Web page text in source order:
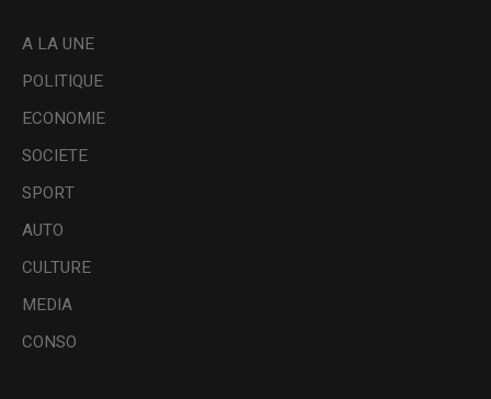
A LA UNE
POLITIQUE
ECONOMIE
SOCIETE
SPORT
AUTO
CULTURE
MEDIA
CONSO